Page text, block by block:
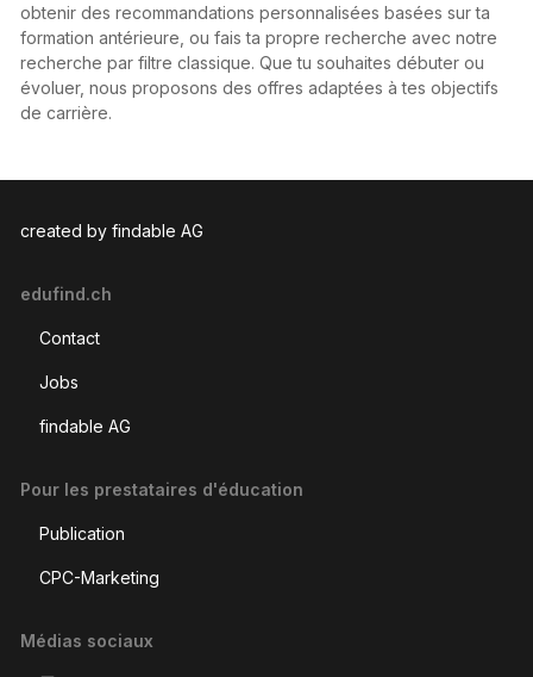
obtenir des recommandations personnalisées basées sur ta
formation antérieure, ou fais ta propre recherche avec notre
recherche par filtre classique. Que tu souhaites débuter ou
évoluer, nous proposons des offres adaptées à tes objectifs
de carrière.
created by findable AG
edufind.ch
Contact
Jobs
findable AG
Pour les prestataires d'éducation
Publication
CPC-Marketing
Médias sociaux